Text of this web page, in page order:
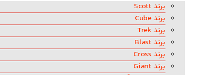
برند Scott
برند Cube
برند Trek
برند Blast
برند Cross
برند Giant